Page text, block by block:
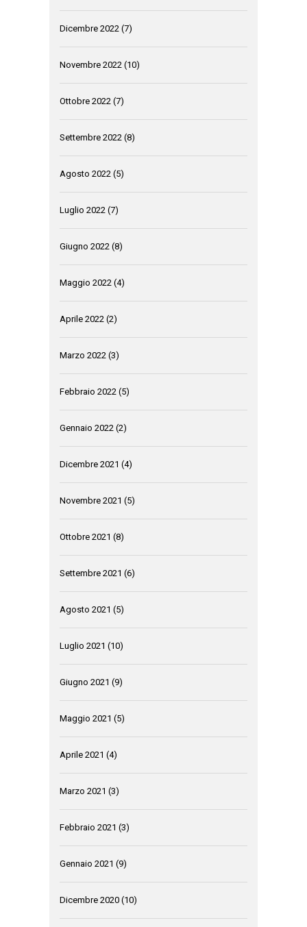
Dicembre 2022 (7)
Novembre 2022 (10)
Ottobre 2022 (7)
Settembre 2022 (8)
Agosto 2022 (5)
Luglio 2022 (7)
Giugno 2022 (8)
Maggio 2022 (4)
Aprile 2022 (2)
Marzo 2022 (3)
Febbraio 2022 (5)
Gennaio 2022 (2)
Dicembre 2021 (4)
Novembre 2021 (5)
Ottobre 2021 (8)
Settembre 2021 (6)
Agosto 2021 (5)
Luglio 2021 (10)
Giugno 2021 (9)
Maggio 2021 (5)
Aprile 2021 (4)
Marzo 2021 (3)
Febbraio 2021 (3)
Gennaio 2021 (9)
Dicembre 2020 (10)